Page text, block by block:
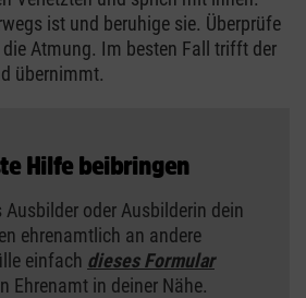
ist und beruhige sie. Überprüfe
Atmung. Im besten Fall trifft der
übernimmt.
Hilfe beibringen
oder Ausbilderin dein
ehrenamtlich an andere
einfach dieses Formular
Ehrenamt in deiner Nähe.